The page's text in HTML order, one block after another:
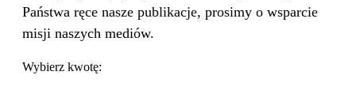
Państwa ręce nasze publikacje, prosimy o wsparcie
misji naszych mediów.
Wybierz kwotę: